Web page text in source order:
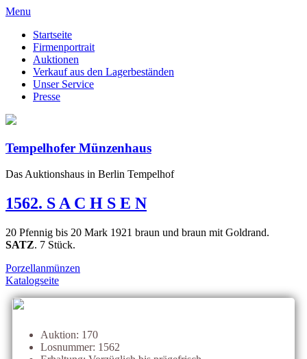
Menu
Startseite
Firmenportrait
Auktionen
Verkauf aus den Lagerbeständen
Unser Service
Presse
Tempelhofer Münzenhaus
Das Auktionshaus in Berlin Tempelhof
1562. S A C H S E N
20 Pfennig bis 20 Mark 1921 braun und braun mit Goldrand.
SATZ. 7 Stück.
Porzellanmünzen
Katalogseite
Auktion: 170
Losnummer: 1562